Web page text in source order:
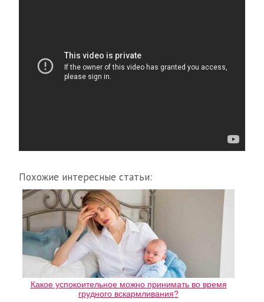
Похожие интересные статьи:
Какое успокоительное можно принимать во время
грудного вскармливания?